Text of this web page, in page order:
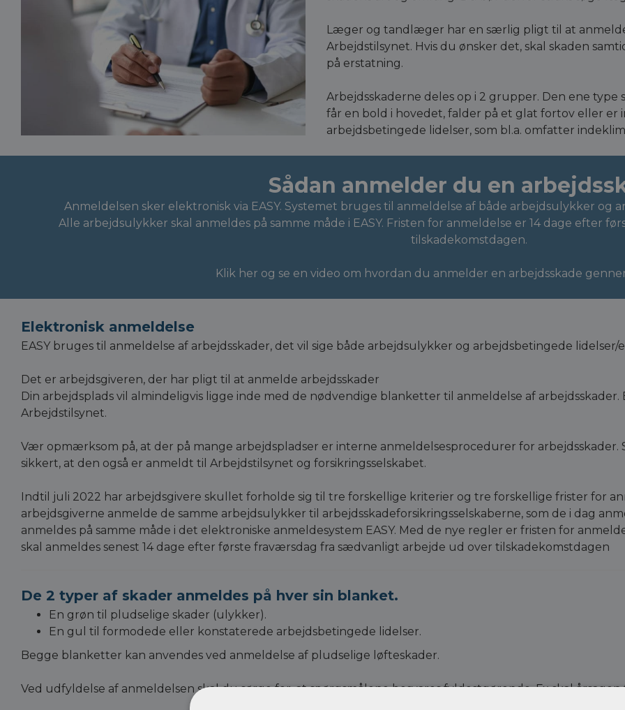
Læger og tandlæger har en særlig pligt til at anmelde
Arbejdstilsynet. Hvis du ønsker det, skal skaden
på erstatning.
Arbejdsskaderne deles op i 2 grupper. Den ene
får en bold i hovedet, falder på et glat fortov eller
arbejdsbetingede lidelser, som bl.a. omfatter
Sådan anmelder du en
Anmeldelsen sker elektronisk via EASY. Systemet bruges til anmeldelse af både arbejdsulykker og
Alle arbejdsulykker skal anmeldes på samme måde i EASY. Fristen for anmeldelse er 14 dage efter
tilskadekomstdagen.
Klik her og se en video om hvordan du anmelder en arbejdsskade
Elektronisk anmeldelse
EASY bruges til anmeldelse af arbejdsskader, det vil sige både arbejdsulykker og arbejdsbetingede lidelser/
Det er arbejdsgiveren, der har pligt til at anmelde arbejdsskader
Din arbejdsplads vil almindeligvis ligge inde med de nødvendige blanketter til anmeldelse af arbejdsskader.
Arbejdstilsynet.
Vær opmærksom på, at der på mange arbejdspladser er interne anmeldelsesprocedurer for
sikkert, at den også er anmeldt til Arbejdstilsynet og forsikringsselskabet.
Indtil juli 2022 har arbejdsgivere skullet forholde sig til tre forskellige kriterier og tre forskellige frister for
arbejdsgiverne anmelde de samme arbejdsulykker til arbejdsskadeforsikringsselskaberne, som de i dag
anmeldes på samme måde i det elektroniske anmeldesystem EASY. Med de nye regler er fristen for
skal anmeldes senest 14 dage efter første fraværsdag fra sædvanligt arbejde ud over tilskadekomstdagen
De 2 typer af skader anmeldes på hver sin blanket.
En grøn til pludselige skader (ulykker).
En gul til formodede eller konstaterede arbejdsbetingede lidelser.
Begge blanketter kan anvendes ved anmeldelse af pludselige løfteskader.
Ved udfyldelse af anmeldelsen skal du sørge for, at spørgsmålene besvares fyldestgørende. Fx skal